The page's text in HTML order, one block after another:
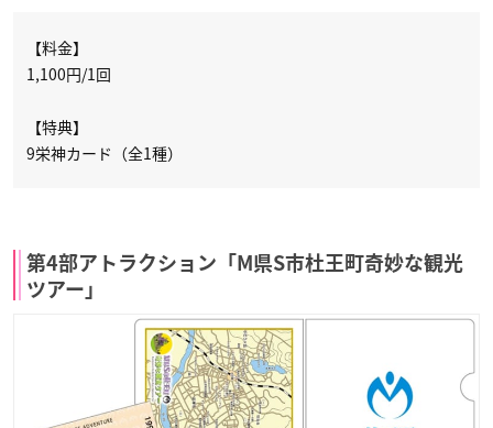
【料金】
1,100円/1回
【特典】
9栄神カード（全1種）
第4部アトラクション「M県S市杜王町奇妙な観光
ツアー」